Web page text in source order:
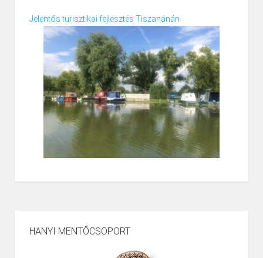
Jelentős turisztikai fejlesztés Tiszanánán
HANYI MENTŐCSOPORT